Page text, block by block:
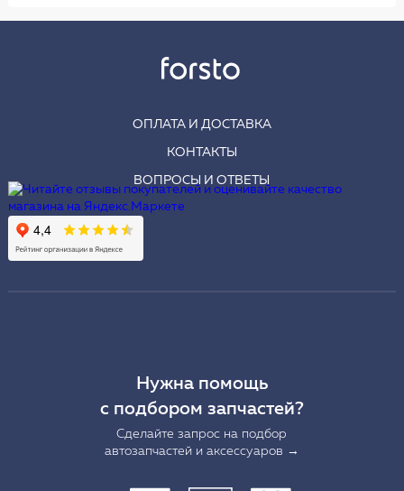
ОПЛАТА И ДОСТАВКА
КОНТАКТЫ
ВОПРОСЫ И ОТВЕТЫ
Нужна помощь
с подбором запчастей?
Сделайте запрос на подбор
автозапчастей и аксессуаров →